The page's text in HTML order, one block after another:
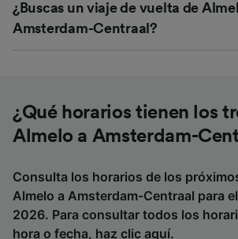
¿Buscas un viaje de vuelta de
Amsterdam-Centraal?
¿Qué horarios tienen los
Almelo a Amsterdam-
Consulta los horarios de los
Almelo a Amsterdam-Centraal para
2026. Para consultar todos los
hora o fecha, haz clic aquí.